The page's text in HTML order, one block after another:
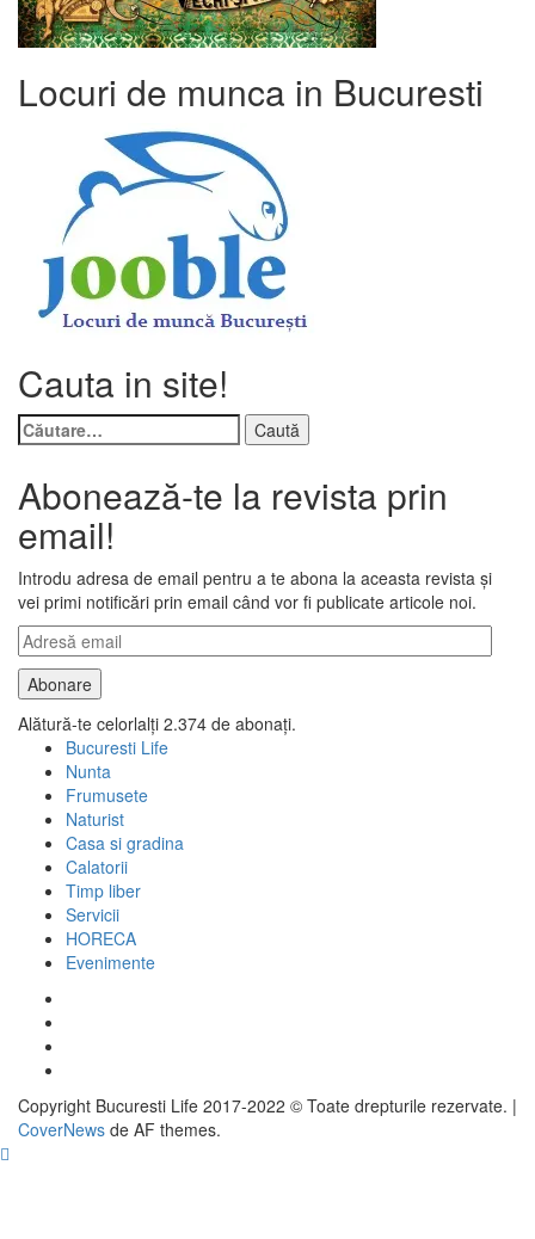
Locuri de munca in Bucuresti
Cauta in site!
Caută
după:
Abonează-te la revista prin
email!
Introdu adresa de email pentru a te abona la aceasta revista și
vei primi notificări prin email când vor fi publicate articole noi.
Adresă
email
Abonare
Alătură-te celorlalți 2.374 de abonați.
Bucuresti Life
Nunta
Frumusete
Naturist
Casa si gradina
Calatorii
Timp liber
Servicii
HORECA
Evenimente
Copyright Bucuresti Life 2017-2022 © Toate drepturile rezervate. |
CoverNews de AF themes.